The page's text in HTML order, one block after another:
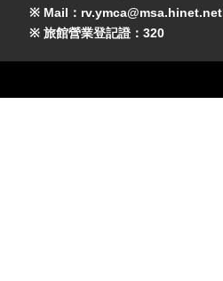
※ Mail：rv.ymca@msa.hinet.net
※ 旅館營業登記證：320